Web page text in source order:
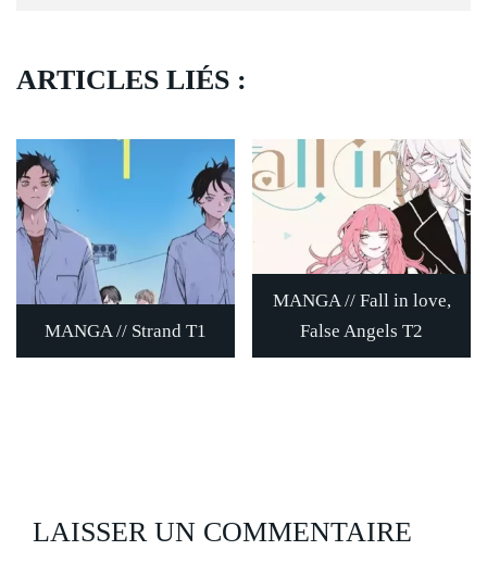
ARTICLES LIÉS :
MANGA // Strand T1
MANGA // Fall in love,
False Angels T2
LAISSER UN COMMENTAIRE